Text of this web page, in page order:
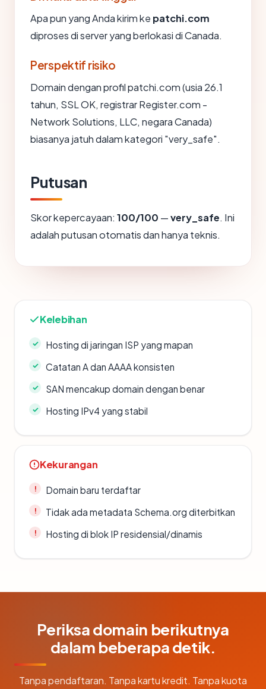
Apa pun yang Anda kirim ke patchi.com
diproses di server yang berlokasi di Canada.
Perspektif risiko
Domain dengan profil patchi.com (usia 26.1
tahun, SSL OK, registrar Register.com -
Network Solutions, LLC, negara Canada)
biasanya jatuh dalam kategori "very_safe".
Putusan
Skor kepercayaan: 100/100 —very_safe. Ini
adalah putusan otomatis dan hanya teknis.
Kelebihan
Hosting di jaringan ISP yang mapan
Catatan A dan AAAA konsisten
SAN mencakup domain dengan benar
Hosting IPv4 yang stabil
Kekurangan
Domain baru terdaftar
Tidak ada metadata Schema.org diterbitkan
Hosting di blok IP residensial/dinamis
Periksa domain berikutnya
dalam beberapa detik.
Tanpa pendaftaran. Tanpa kartu kredit. Tanpa kuota